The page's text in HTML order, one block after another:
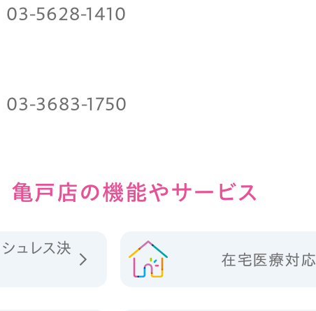
03-5628-1410
03-3683-1750
亀戸店の機能やサービス
ュレス決
在宅医療対応